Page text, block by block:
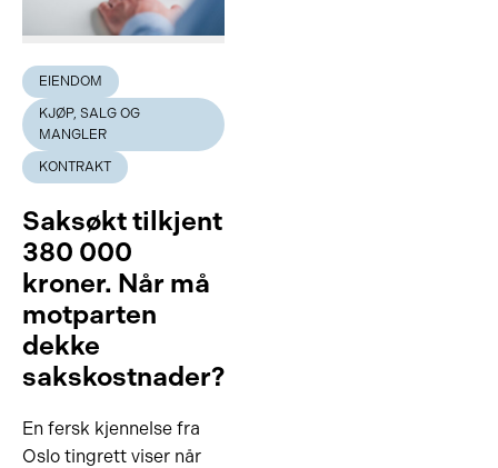
EIENDOM
KJØP, SALG OG
MANGLER
KONTRAKT
Saksøkt tilkjent
380 000
kroner. Når må
motparten
dekke
sakskostnader?
En fersk kjennelse fra
Oslo tingrett viser når